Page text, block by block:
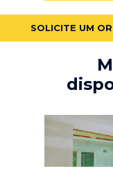
SOLICITE UM